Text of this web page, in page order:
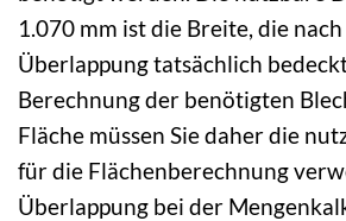
1.070 mm ist die Breite, die
Überlappung tatsächlich
Berechnung der benötigten
Fläche müssen Sie daher die
für die Flächenberechnung
Überlappung bei der